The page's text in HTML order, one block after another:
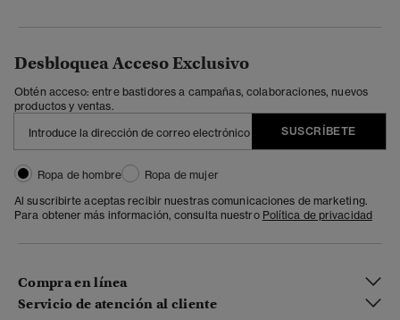
Desbloquea Acceso Exclusivo
Obtén acceso: entre bastidores a campañas, colaboraciones, nuevos
productos y ventas.
SUSCRÍBETE
Ropa de hombre
Ropa de mujer
Al suscribirte aceptas recibir nuestras comunicaciones de marketing.
Para obtener más información, consulta nuestro Política de privacidad
Compra en línea
Servicio de atención al cliente